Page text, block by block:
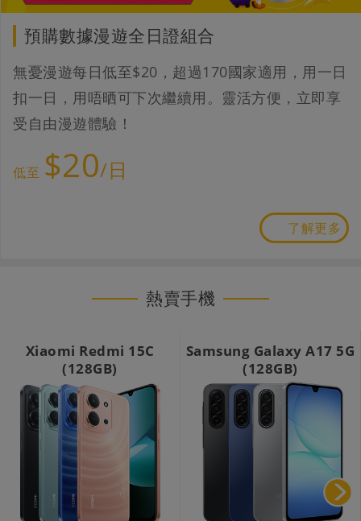
預購數據漫遊全日證組合
無憂漫遊每日低至$20，超過170國家適用，用一日
扣一日，用唔晒可下次繼續用。靈活方便，立即享
受自由漫遊體驗！
低至 $20/日
了解更多
熱賣手機
Xiaomi Redmi 15C
(128GB)
Samsung Galaxy A17 5G
(128GB)